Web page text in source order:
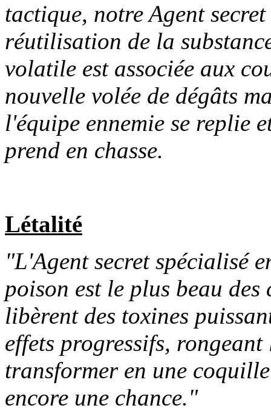
tactique, notre Agent
réutilisation de la
volatile est associée aux
nouvelle volée de dégâts
l'équipe ennemie se replie
prend en chasse.
Létalité
"L'Agent secret spécialisé
poison est le plus beau des
libèrent des toxines
effets progressifs,
transformer en une
encore une chance."